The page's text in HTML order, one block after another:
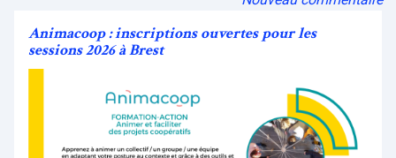
Animacoop : inscriptions ouvertes pour les
sessions 2026 à Brest